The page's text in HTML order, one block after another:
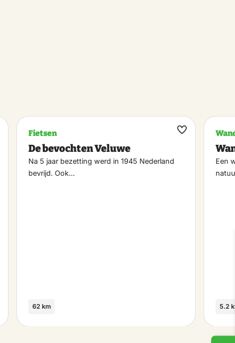
Fietsen
De bevochten Veluwe
Na 5 jaar bezetting werd in 1945 Nederland
bevrijd. Ook…
62 km
Maak
Een
5.2